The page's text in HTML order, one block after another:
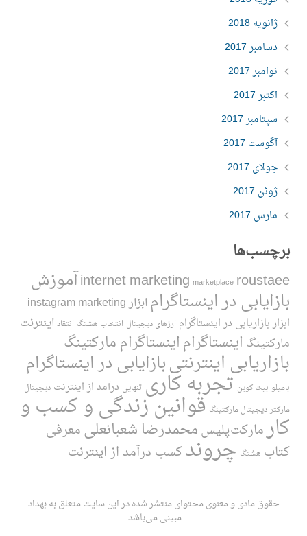
ژانویه 2018
دسامبر 2017
نوامبر 2017
اکتبر 2017
سپتامبر 2017
آگوست 2017
جولای 2017
ژوئن 2017
مارس 2017
برچسب‌ها
internet marketing marketplace roustaee آموزش
بازایابی در اینستاگرام ابزار instagram marketing
ابزار بازاریابی در اینستاگرام ارزهای دیجیتال انتخاب هشتگ انتقاد اینترنت
مارکتینگ اینستاگراماینستاگرام مارکتینگ
بازاریابی اینترنتیبازایابی در اینستاگرام
بامیلو بیت کوین تجربه کاری تنهایی درآمد از اینترنت دیجیتال
مارکتر دیجیتال مارکتینگ قوانین زندگی و کسب و
کارمارکت‌پلیسمحمدرضا شعبانعلیمعرفی
کتاب هشتگ چروندکسب درآمد از اینترنت
حقوق مادی و معنوی محتوای منتشر شده در این سایت متعلق به بهداد
مبینی می‌باشد.